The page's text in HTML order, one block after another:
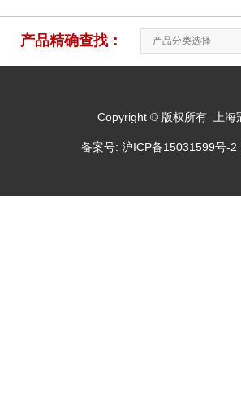
产品精确查找：
Copyright © 版权所有 上海
备案号: 沪ICP备15031599号-2